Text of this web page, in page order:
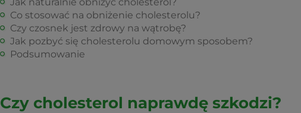
Co stosować na obniżenie cholesterolu?
Czy czosnek jest zdrowy na wątrobę?
Jak pozbyć się cholesterolu domowym sposobem?
Podsumowanie
Czy cholesterol naprawdę szkodzi?